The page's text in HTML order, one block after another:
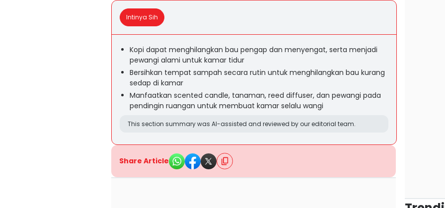
Intinya Sih
Kopi dapat menghilangkan bau pengap dan menyengat, serta menjadi
pewangi alami untuk kamar tidur
Bersihkan tempat sampah secara rutin untuk menghilangkan bau kurang
sedap di kamar
Manfaatkan scented candle, tanaman, reed diffuser, dan pewangi pada
pendingin ruangan untuk membuat kamar selalu wangi
This section summary was AI-assisted and reviewed by our editorial team.
Share Article